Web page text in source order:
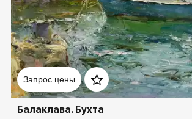
Запрос цены
Домен:
Балаклава. Бухта